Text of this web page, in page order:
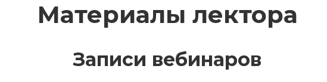
Материалы лектора
Записи вебинаров
ЗАРЕГИСТРИРОВАТЬСЯ ВОЙТИ
Подтвердите списание баллов
После подтверждения медкоины будут списаны с Вашего счета.